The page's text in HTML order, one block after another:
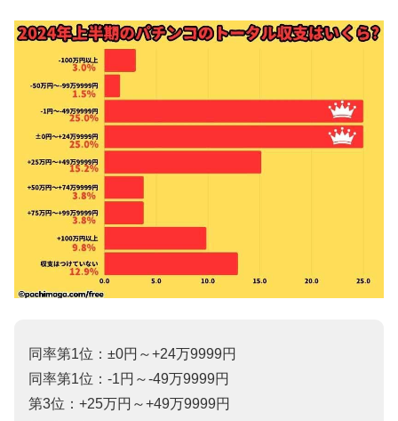
同率第1位：±0円～+24万9999円
同率第1位：-1円～-49万9999円
第3位：+25万円～+49万9999円